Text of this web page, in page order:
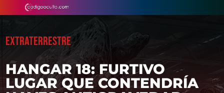
EXTRATERRESTRE
HANGAR 18: FURTIVO
LUGAR QUE CONTENDRÍA